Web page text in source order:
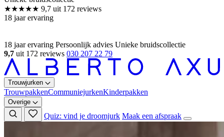
18 jaar ervaring Persoonlijk advies Unieke bruidscollectie
9,7 uit 172 reviews 030 207 22 79
Trouwjurken
TrouwpakkenCommuniejurkenKinderpakken
Overige
Quiz: vind je droomjurk Maak een afspraak